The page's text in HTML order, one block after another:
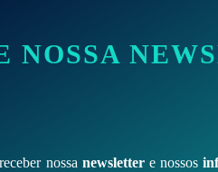
NOSSA
nossa newslettere nossos